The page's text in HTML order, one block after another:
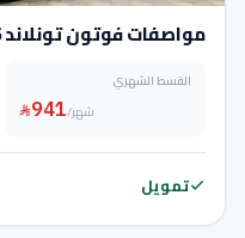
مواصفات فوتون تونلاند G2 2026 غمارة
القسط الشهري
941 /شهر
تمويل